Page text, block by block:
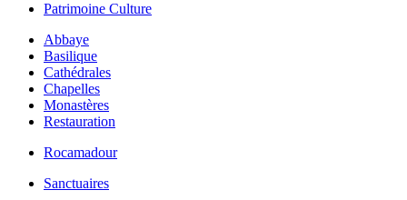
Patrimoine Culture
Abbaye
Basilique
Cathédrales
Chapelles
Monastères
Restauration
Rocamadour
Sanctuaires